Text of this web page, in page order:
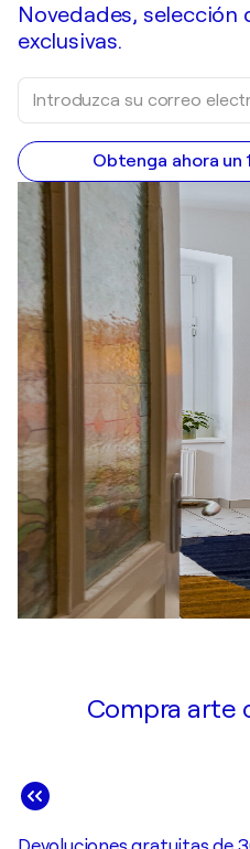
Novedades, selección
exclusivas.
Obtenga ahora un
Compra arte